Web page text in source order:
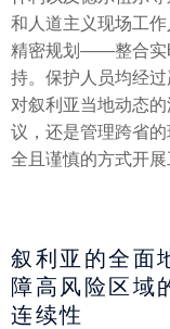
和人道主义现场工
精密规划——整合实
持。保护人员均经
对叙利亚当地动态
议，还是管理跨省
全且谨慎的方式开展
叙利亚的全面
障高风险区域
连续性